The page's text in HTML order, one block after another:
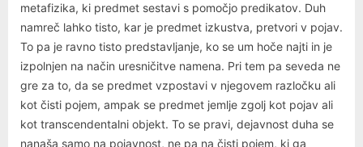
metafizika, ki predmet sestavi s pomočjo predikatov. Duh
namreč lahko tisto, kar je predmet izkustva, pretvori v pojav.
To pa je ravno tisto predstavljanje, ko se um hoče najti in je
izpolnjen na način uresničitve namena. Pri tem pa seveda ne
gre za to, da se predmet vzpostavi v njegovem razločku ali
kot čisti pojem, ampak se predmet jemlje zgolj kot pojav ali
kot transcendentalni objekt. To se pravi, dejavnost duha se
nanaša samo na pojavnost, ne pa na čisti pojem, ki ga